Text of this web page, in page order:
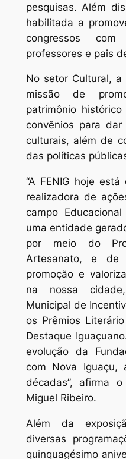
pesquisas. Além
habilitada a
congressos
professores e pais
No setor Cultural, a
missão de
patrimônio
convênios para
culturais, além de
das políticas
“A FENIG hoje
realizadora de
campo
uma entidade
por meio do
Artesanato, e de
promoção e
na nossa
Municipal de
os Prêmios
Destaque
evolução da
com Nova Iguaçu,
décadas”, afirma
Miguel Ribeiro.
Além da
diversas
quinquagésimo